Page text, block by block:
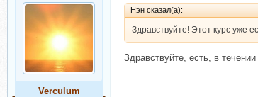
Verculum
Нэн сказал(а):
Здравствуйте! Этот курс уже
Здравствуйте, есть, в